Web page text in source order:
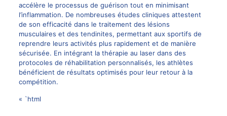
accélère le processus de guérison tout en minimisant
l’inflammation. De nombreuses études cliniques attestent
de son efficacité dans le traitement des lésions
musculaires et des tendinites, permettant aux sportifs de
reprendre leurs activités plus rapidement et de manière
sécurisée. En intégrant la thérapie au laser dans des
protocoles de réhabilitation personnalisés, les athlètes
bénéficient de résultats optimisés pour leur retour à la
compétition.
« `html